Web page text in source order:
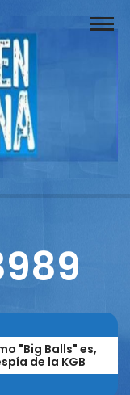
"Big Balls" es,
de la KGB